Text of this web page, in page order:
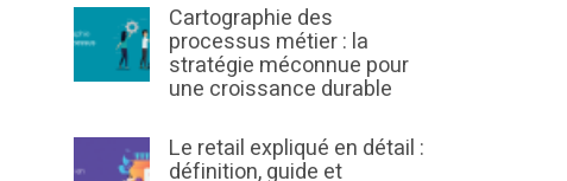
Cartographie des
processus métier : la
stratégie méconnue pour
une croissance durable
Le retail expliqué en détail :
définition, guide et